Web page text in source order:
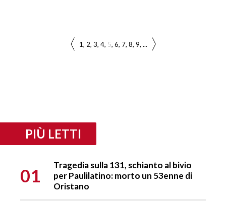
1 2 3 4 5 6 7 8 9 ...
PIÙ LETTI
01
Tragedia sulla 131, schianto al bivio
per Paulilatino: morto un 53enne di
Oristano